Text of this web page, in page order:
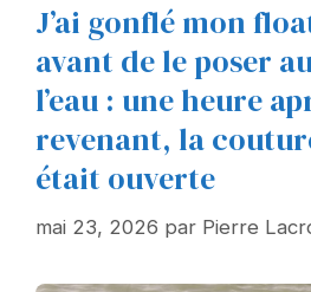
J’ai gonflé mon
avant de le poser
l’eau : une heure
revenant, la
était ouverte
mai 23, 2026 par Pierre